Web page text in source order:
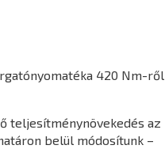
420 Nm-ről
teljesítménynövekedés az
belül módosítunk –